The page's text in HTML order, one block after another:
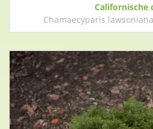
Californische
Chamaecyparis